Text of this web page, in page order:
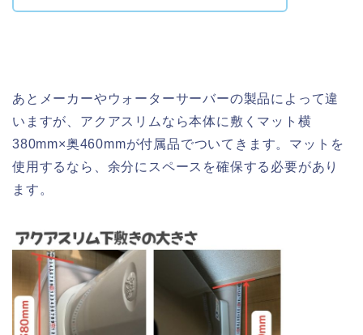
あとメーカーやウォーターサーバーの製品によって違
いますが、アクアスリムなら本体に敷くマット横
380mm×奥460mmが付属品でついてきます。マットを
使用するなら、余分にスペースを確保する必要があり
ます。